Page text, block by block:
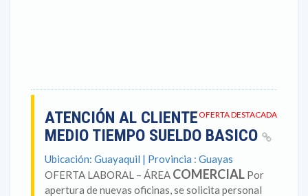
OFERTA DESTACADA
ATENCIÓN AL CLIENTE
MEDIO TIEMPO SUELDO BASICO
Ubicación: Guayaquil | Provincia : Guayas
OFERTA LABORAL – ÁREA COMERCIAL Por
apertura de nuevas oficinas, se solicita personal